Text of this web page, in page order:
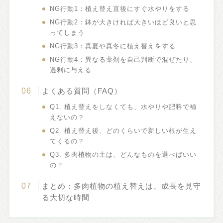
NG行動1：植え替え直後にすぐ水やりをする
NG行動2：鉢が大きければ大きいほど良いと思
ってしまう
NG行動3：真夏や真冬に植え替えをする
NG行動4：異なる薬剤を自己判断で混ぜたり、
過剰に与える
よくある質問（FAQ）
Q1. 植え替えをしなくても、水やりや肥料で補
えないの？
Q2. 植え替え後、どのくらいで新しい根が生え
てくるの？
Q3. 多肉植物の土は、どんなものを選べばいい
の？
まとめ：多肉植物の植え替えは、成長を見守
る大切な時間